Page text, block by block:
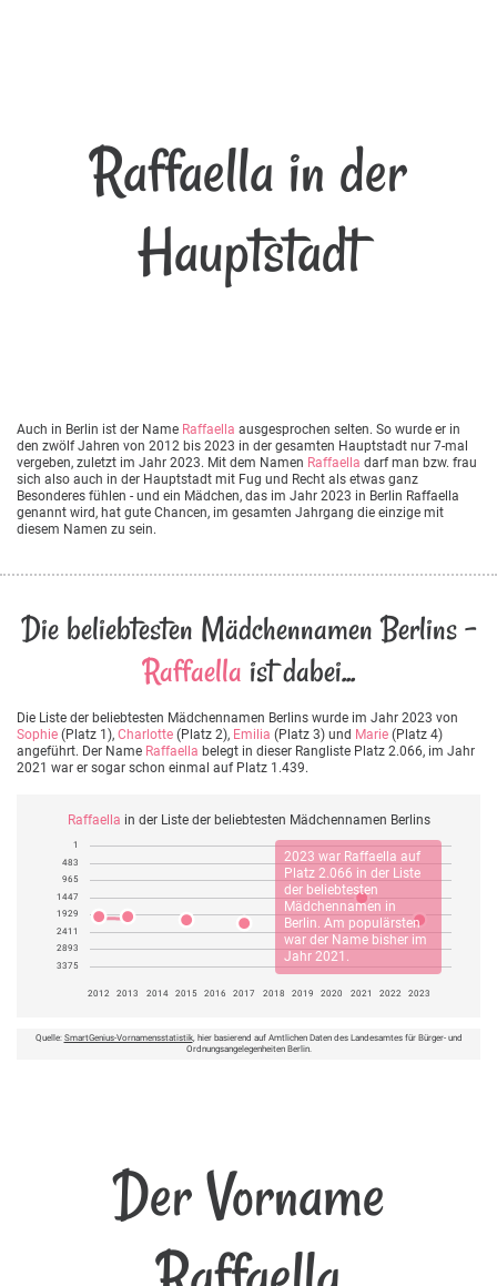
Raffaella in der
Hauptstadt
Auch in Berlin ist der Name Raffaella ausgesprochen selten. So wurde er in
den zwölf Jahren von 2012 bis 2023 in der gesamten Hauptstadt nur 7-mal
vergeben, zuletzt im Jahr 2023. Mit dem Namen Raffaella darf man bzw. frau
sich also auch in der Hauptstadt mit Fug und Recht als etwas ganz
Besonderes fühlen - und ein Mädchen, das im Jahr 2023 in Berlin Raffaella
genannt wird, hat gute Chancen, im gesamten Jahrgang die einzige mit
diesem Namen zu sein.
Die beliebtesten Mädchennamen Berlins -
Raffaella ist dabei...
Die Liste der beliebtesten Mädchennamen Berlins wurde im Jahr 2023 von
Sophie (Platz 1), Charlotte (Platz 2), Emilia (Platz 3) und Marie (Platz 4)
angeführt. Der Name Raffaella belegt in dieser Rangliste Platz 2.066, im Jahr
2021 war er sogar schon einmal auf Platz 1.439.
Raffaella in der Liste der beliebtesten Mädchennamen Berlins
2023 war Raffaella auf
Platz 2.066 in der Liste
der beliebtesten
Mädchennamen in
Berlin. Am populärsten
war der Name bisher im
Jahr 2021.
1
483
965
1447
1929
2411
2893
3375
2012 2013 2014 2015 2016 2017 2018 2019 2020 2021 2022 2023
Quelle: SmartGenius-Vornamensstatistik, hier basierend auf Amtlichen Daten des Landesamtes für Bürger- und
Ordnungsangelegenheiten Berlin.
Der Vorname